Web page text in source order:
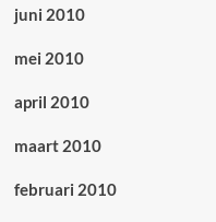
juni 2010
mei 2010
april 2010
maart 2010
februari 2010